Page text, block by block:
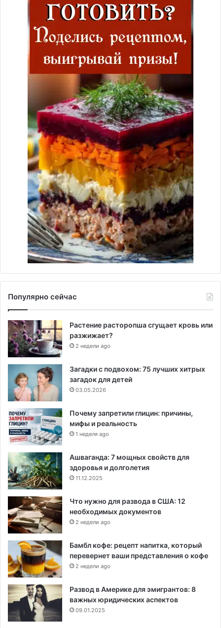
Популярно сейчас
Растение расторопша сгущает кровь или
разжижает?
2 недели ago
Загадки с подвохом: 75 лучших хитрых
загадок для детей
03.05.2026
Почему запретили глицин: причины,
мифы и реальность
1 неделя ago
Ашваганда: 7 мощных свойств для
здоровья и долголетия
11.12.2025
Что нужно для развода в США: 12
необходимых документов
2 недели ago
Бамбл кофе: рецепт напитка, который
перевернет ваши представления о кофе
2 недели ago
Развод в Америке для эмигрантов: 8
важных юридических аспектов
09.01.2025